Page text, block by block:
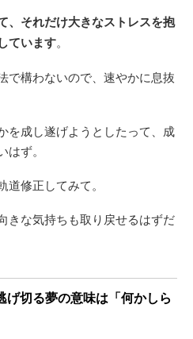
、それだけ大きなストレスを抱
ています。
で構わないので、速やかに息抜
を成し遂げようとしたって、成
ず。
修正してみて。
きな気持ちも取り戻せるはずだ
げ切る夢の意味は「何かしら